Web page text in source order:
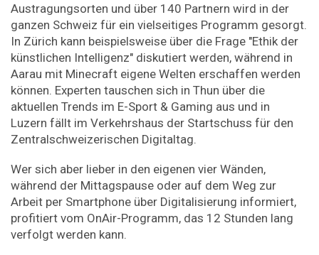
Austragungsorten und über 140 Partnern wird in der
ganzen Schweiz für ein vielseitiges Programm gesorgt.
In Zürich kann beispielsweise über die Frage "Ethik der
künstlichen Intelligenz" diskutiert werden, während in
Aarau mit Minecraft eigene Welten erschaffen werden
können. Experten tauschen sich in Thun über die
aktuellen Trends im E-Sport & Gaming aus und in
Luzern fällt im Verkehrshaus der Startschuss für den
Zentralschweizerischen Digitaltag.
Wer sich aber lieber in den eigenen vier Wänden,
während der Mittagspause oder auf dem Weg zur
Arbeit per Smartphone über Digitalisierung informiert,
profitiert vom OnAir-Programm, das 12 Stunden lang
verfolgt werden kann.